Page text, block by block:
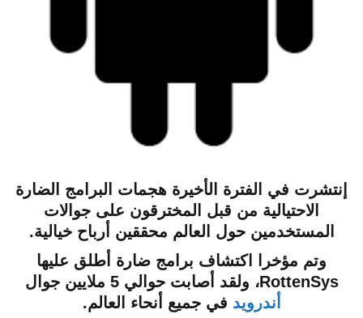
إنتشرت في الفترة الأخيرة هجمات البرامج الضارة
الاحتيالية من قبل المخترقون على جوالات
المستخدمين حول العالم محققين أرباح خيالية.
وتم مؤخرا اكتشاف برامج ضارة أطلق عليها
RottenSys، ولقد أصابت حوالي 5 ملايين جوال
أندرويد في جميع أنحاء العالم.